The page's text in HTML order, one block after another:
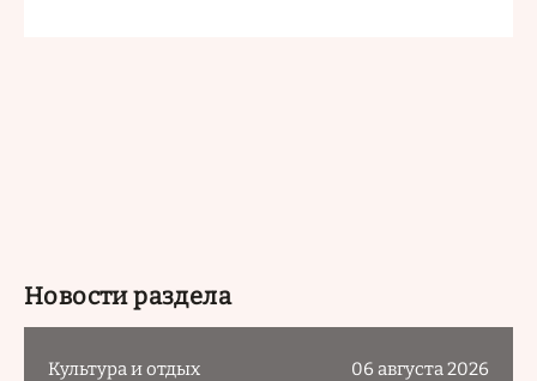
Новости раздела
Культура и отдых 06 августа 2026